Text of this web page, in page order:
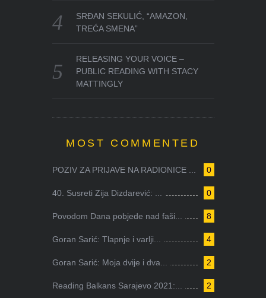
SRĐAN SEKULIĆ, “AMAZON,
TREĆA SMENA”
RELEASING YOUR VOICE –
PUBLIC READING WITH STACY
MATTINGLY
MOST COMMENTED
0
POZIV ZA PRIJAVE NA RADIONICE ...
0
40. Susreti Zija Dizdarević: ...
8
Povodom Dana pobjede nad faši...
4
Goran Sarić: Tlapnje i varlji...
2
Goran Sarić: Moja dvije i dva...
2
Reading Balkans Sarajevo 2021:...